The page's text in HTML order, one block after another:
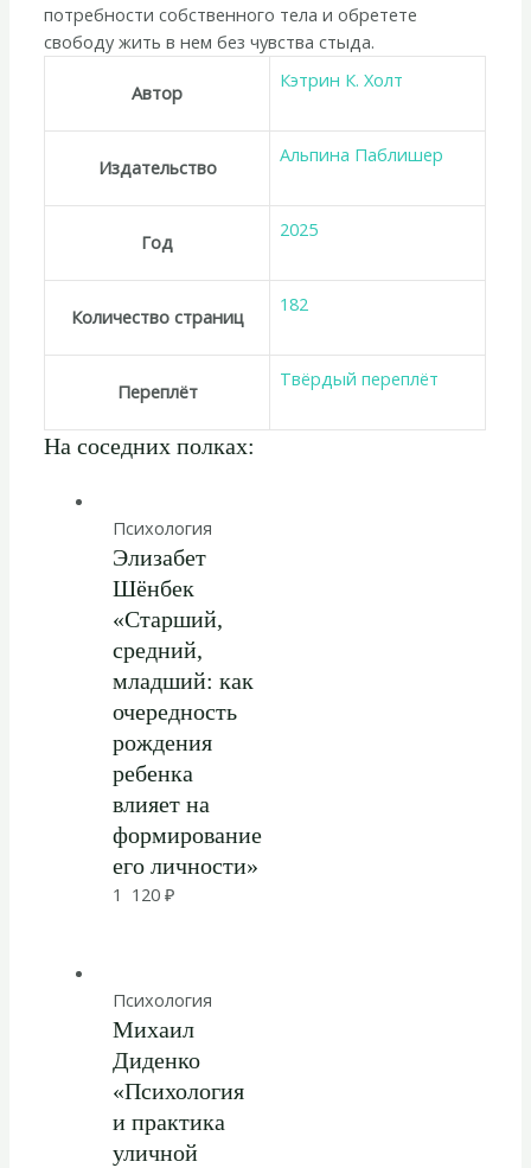
потребности собственного тела и обретете
свободу жить в нем без чувства стыда.
Автор
Кэтрин К. Холт
Издательство
Альпина Паблишер
Год
2025
Количество страниц
182
Переплёт
Твёрдый переплёт
На соседних полках:
Психология
Элизабет
Шёнбек
«Старший,
средний,
младший: как
очередность
рождения
ребенка
влияет на
формирование
его личности»
1 120₽
Психология
Михаил
Диденко
«Психология
и практика
уличной